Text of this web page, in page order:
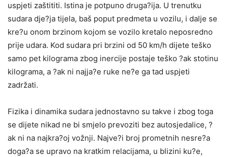
uspjeti zaštititi. Istina je potpuno druga?ija. U trenutku
sudara dje?ja tijela, baš poput predmeta u vozilu, i dalje se
kre?u onom brzinom kojom se vozilo kretalo neposredno
prije udara. Kod sudara pri brzini od 50 km/h dijete teško
samo pet kilograma zbog inercije postaje teško ?ak stotinu
kilograma, a ?ak ni najja?e ruke ne?e ga tad uspjeti
zadržati.
Fizika i dinamika sudara jednostavno su takve i zbog toga
se dijete nikad ne bi smjelo prevoziti bez autosjedalice, ?
ak ni na najkra?oj vožnji. Najve?i broj prometnih nesre?a
doga?a se upravo na kratkim relacijama, u blizini ku?e,